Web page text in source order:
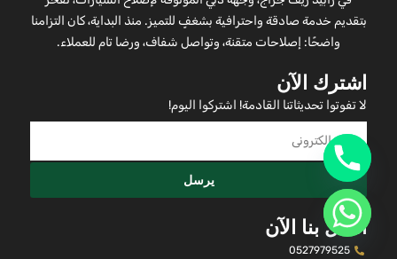
بتقديم خدمة صادقة واحترافية بشغفٍ للتميز. منذ البداية، كان التزامنا
واضحًا: إصلاحات متقنة، وتواصل شفاف، ورضا تام للعملاء.
اشترك الآن
لا تفوتوا تحديثاتنا القادمة! اشتركوا اليوم!
يرسل
اتصل بنا الآن
0527979525